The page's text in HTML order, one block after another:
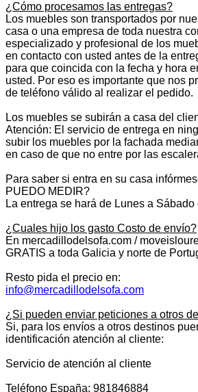
¿Cómo procesamos las entregas?
Los muebles son transportados por
casa o una empresa de toda nuestra
especializado y profesional de los
en contacto con usted antes de la
para que coincida con la fecha y hora
usted. Por eso es importante que nos
de teléfono válido al realizar el pedido.
Los muebles se subirán a casa del
Atención: El servicio de entrega en
subir los muebles por la fachada
en caso de que no entre por las
Para saber si entra en su casa
PUEDO MEDIR?
La entrega se hará de Lunes a
¿Cuales hijo los gasto Costo de envío?
En mercadillodelsofa.com /
GRATIS a toda Galicia y norte de
Resto pida el precio en:
info@mercadillodelsofa.com
¿Si pueden enviar peticiones a otros
Si, para los envíos a otros destinos
identificación atención al cliente:
Servicio de atención al cliente
Teléfono España: 981846884